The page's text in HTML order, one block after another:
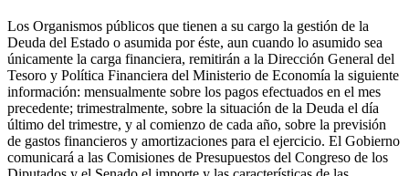
Los Organismos públicos que tienen a su cargo la gestión de la
Deuda del Estado o asumida por éste, aun cuando lo asumido sea
únicamente la carga financiera, remitirán a la Dirección General del
Tesoro y Política Financiera del Ministerio de Economía la siguiente
información: mensualmente sobre los pagos efectuados en el mes
precedente; trimestralmente, sobre la situación de la Deuda el día
último del trimestre, y al comienzo de cada año, sobre la previsión
de gastos financieros y amortizaciones para el ejercicio. El Gobierno
comunicará a las Comisiones de Presupuestos del Congreso de los